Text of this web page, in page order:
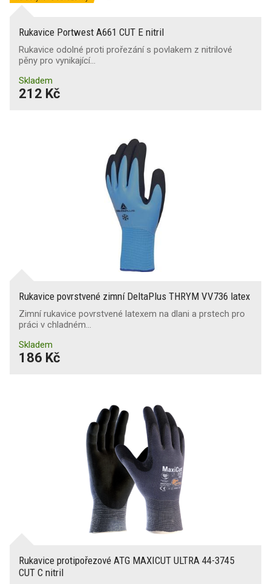
Rukavice Portwest A661 CUT E nitril
Rukavice odolné proti prořezání s povlakem z nitrilové
pěny pro vynikající…
Skladem
212 Kč
Rukavice povrstvené zimní DeltaPlus THRYM VV736 latex
Zimní rukavice povrstvené latexem na dlani a prstech pro
práci v chladném…
Skladem
186 Kč
Rukavice protipořezové ATG MAXICUT ULTRA 44-3745
CUT C nitril